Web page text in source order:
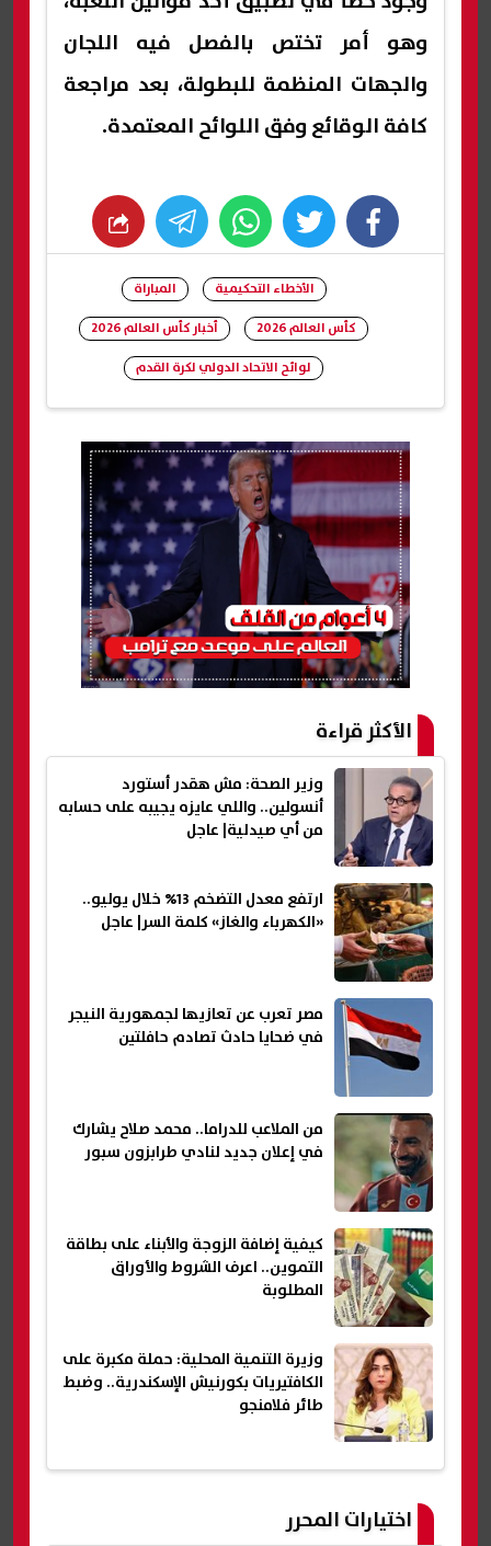
وهو أمر تختص بالفصل فيه اللجان
والجهات المنظمة للبطولة، بعد مراجعة
كافة الوقائع وفق اللوائح المعتمدة.
facebook
twitter
whats
الأخطاء التحكيمية
المباراة
كأس العالم 2026
أخبار كأس العالم 2026
لوائح الاتحاد الدولي لكرة القدم
الأكثر قراءة
وزير الصحة: مش هقدر أستورد
أنسولين.. واللي عايزه يجيبه على حسابه
من أي صيدلية| عاجل
ارتفع معدل التضخم 13% خلال يوليو..
«الكهرباء والغاز» كلمة السر| عاجل
مصر تعرب عن تعازيها لجمهورية النيجر
في ضحايا حادث تصادم حافلتين
من الملاعب للدراما.. محمد صلاح يشارك
في إعلان جديد لنادي طرابزون سبور
كيفية إضافة الزوجة والأبناء على بطاقة
التموين.. اعرف الشروط والأوراق
المطلوبة
وزيرة التنمية المحلية: حملة مكبرة على
الكافتيريات بكورنيش الإسكندرية.. وضبط
طائر فلامنجو
اختيارات المحرر